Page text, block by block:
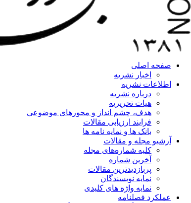
صفحه اصلی
اخبار نشریه
اطلاعات نشریه
درباره نشریه
هیات تحریریه
هدف، چشم انداز و محورهای موضوعی
فرایند ارزیابی مقالات
بانک ها و نمایه نامه ها
آرشیو مجله و مقالات
کلیه شماره‌های مجله
آخرین شماره
پربازدیدترین مقالات
نمایه نویسندگان
نمایه واژه های کلیدی
عملکرد فصلنامه